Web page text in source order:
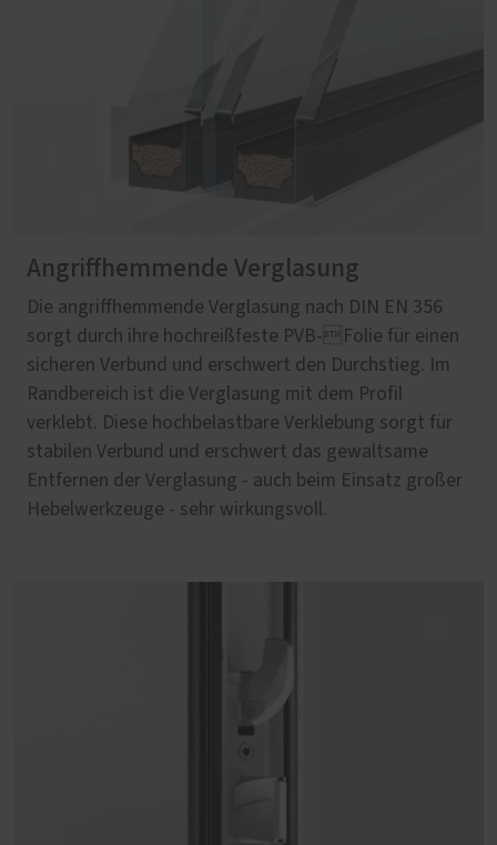
Angriffhemmende Verglasung
Die angriffhemmende Verglasung nach DIN EN 356
sorgt durch ihre hochreißfeste PVB-Folie für einen
sicheren Verbund und erschwert den Durchstieg. Im
Randbereich ist die Verglasung mit dem Profil
verklebt. Diese hochbelastbare Verklebung sorgt für
stabilen Verbund und erschwert das gewaltsame
Entfernen der Verglasung - auch beim Einsatz großer
Hebelwerkzeuge - sehr wirkungsvoll.